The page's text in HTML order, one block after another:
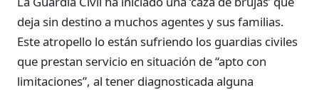
deja sin destino a muchos agentes y sus familias.
Este atropello lo están sufriendo los guardias civiles
que prestan servicio en situación de “apto con
limitaciones”, al tener diagnosticada alguna